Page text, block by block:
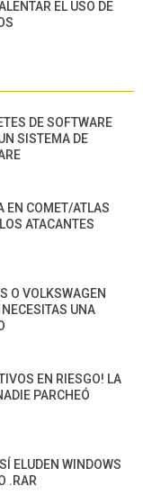
EL USO DE
DE SOFTWARE
SISTEMA DE
EN COMET/ATLAS
ATACANTES
O VOLKSWAGEN
UNA
EN RIESGO! LA
PARCHEÓ
ELUDEN WINDOWS
.RAR